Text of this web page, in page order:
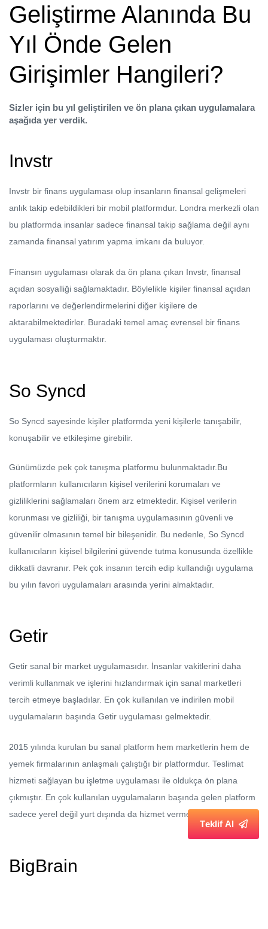
Geliştirme Alanında Bu
Yıl Önde Gelen
Girişimler Hangileri?
Sizler için bu yıl geliştirilen ve ön plana çıkan uygulamalara
aşağıda yer verdik.
Invstr
Invstr bir finans uygulaması olup insanların finansal gelişmeleri
anlık takip edebildikleri bir mobil platformdur. Londra merkezli olan
bu platformda insanlar sadece finansal takip sağlama değil aynı
zamanda finansal yatırım yapma imkanı da buluyor.
Finansın uygulaması olarak da ön plana çıkan Invstr, finansal
açıdan sosyalliği sağlamaktadır. Böylelikle kişiler finansal açıdan
raporlarını ve değerlendirmelerini diğer kişilere de
aktarabilmektedirler. Buradaki temel amaç evrensel bir finans
uygulaması oluşturmaktır.
So Syncd
So Syncd sayesinde kişiler platformda yeni kişilerle tanışabilir,
konuşabilir ve etkileşime girebilir.
Günümüzde pek çok tanışma platformu bulunmaktadır.Bu
platformların kullanıcıların kişisel verilerini korumaları ve
gizliliklerini sağlamaları önem arz etmektedir. Kişisel verilerin
korunması ve gizliliği, bir tanışma uygulamasının güvenli ve
güvenilir olmasının temel bir bileşenidir. Bu nedenle, So Syncd
kullanıcıların kişisel bilgilerini güvende tutma konusunda özellikle
dikkatli davranır. Pek çok insanın tercih edip kullandığı uygulama
bu yılın favori uygulamaları arasında yerini almaktadır.
Getir
Getir sanal bir market uygulamasıdır. İnsanlar vakitlerini daha
verimli kullanmak ve işlerini hızlandırmak için sanal marketleri
tercih etmeye başladılar. En çok kullanılan ve indirilen mobil
uygulamaların başında Getir uygulaması gelmektedir.
2015 yılında kurulan bu sanal platform hem marketlerin hem de
yemek firmalarının anlaşmalı çalıştığı bir platformdur. Teslimat
hizmeti sağlayan bu işletme uygulaması ile oldukça ön plana
çıkmıştır. En çok kullanılan uygulamaların başında gelen platform
sadece yerel değil yurt dışında da hizmet vermektedir.
BigBrain
Teklif Al